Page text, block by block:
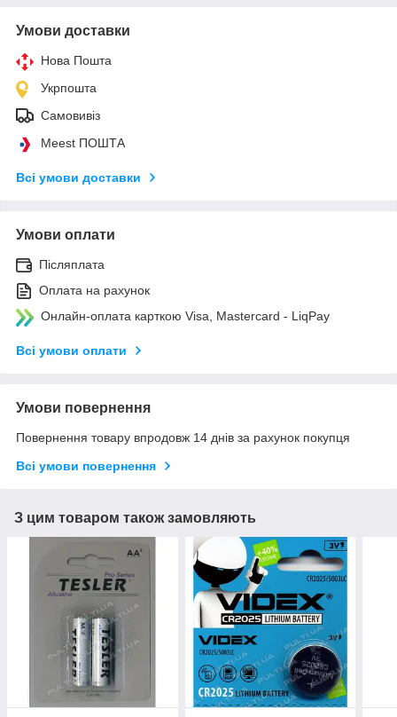
Умови доставки
Нова Пошта
Укрпошта
Самовивіз
Meest ПОШТА
Всі умови доставки
Умови оплати
Післяплата
Оплата на рахунок
Онлайн-оплата карткою Visa, Mastercard - LiqPay
Всі умови оплати
Умови повернення
Повернення товару впродовж 14 днів за рахунок покупця
Всі умови повернення
З цим товаром також замовляють